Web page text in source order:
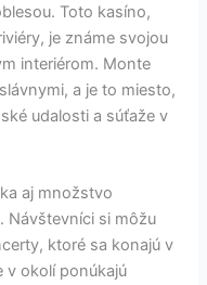
Toto kasíno,
je známe svojou
interiérom. Monte
a je to miesto,
udalosti a súťaže v
aj množstvo
Návštevníci si môžu
ktoré sa konajú v
v okolí ponúkajú